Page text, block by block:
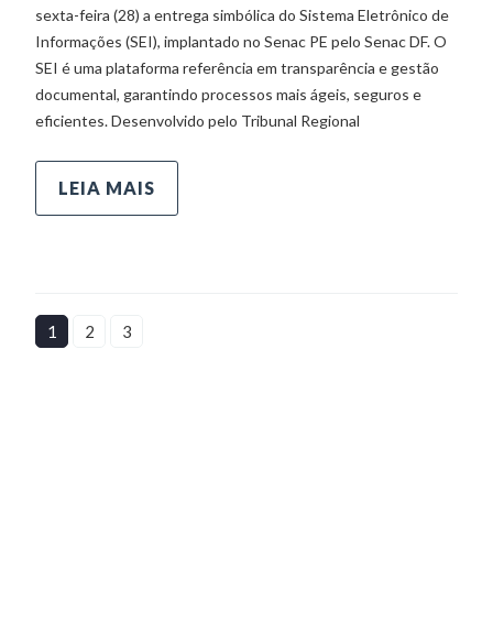
sexta-feira (28) a entrega simbólica do Sistema Eletrônico de
Informações (SEI), implantado no Senac PE pelo Senac DF. O
SEI é uma plataforma referência em transparência e gestão
documental, garantindo processos mais ágeis, seguros e
eficientes. Desenvolvido pelo Tribunal Regional
LEIA MAIS
1 2 3